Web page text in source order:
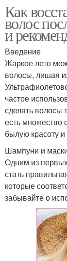
Как
волос
и
Введение
Жаркое лето
волосы, лишая
частое
сделать волосы
есть множество
былую красоту и
Шампуни и
Одним из
стать
которые
забывайте о